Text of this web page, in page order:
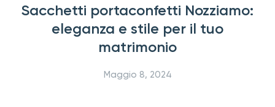
Sacchetti portaconfetti Nozziamo:
eleganza e stile per il tuo
matrimonio
Maggio 8, 2024